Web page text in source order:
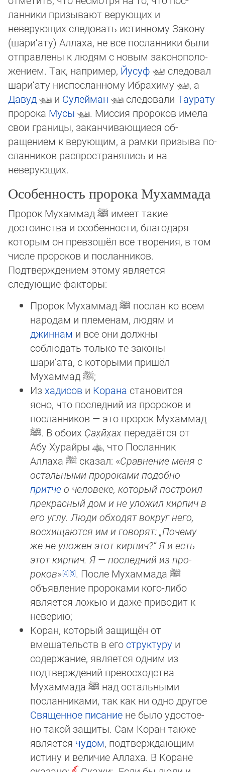
ланники призывают верующих и
неверующих следовать истинному Закону
(шари‘ату) Аллаха, не все посланники были
от­прав­лены к людям с новым за­ко­но­по­ло­
же­ни­ем. Так, например, Йусуф
следовал
шари‘ату ниспосланному Ибрахи­му
, а
Да­вуд
и Сулейман следовали Тау­ра­ту
пророка Мусы
. Миссия пророков имела
свои границы, закан­чиваю­щие­ся об­
ращением к верующим, а рамки призыва по­
слан­ни­ков распространялись и на
неверующих.
Особенность пророка Мухаммада
Пророк Мухаммад ﷺ имеет такие
достоинства и особенности, благодаря
которым он превзошёл все творения, в том
числе про­роков и посланников.
Подтверждением этому является
следующие факторы:
Пророк Мухаммад ﷺ послан ко всем
народам и племенам, людям и
джиннам и все они должны
соблюдать только те за­ко­ны
шари‘ата, с которыми пришёл
Мухаммад ﷺ;
Из хадисов и Корана становится
ясно, что последний из пророков и
посланников — это пророк Мухаммад
ﷺ. В обо­их С̣а­х̣ӣх̣ах передаётся от
Абу Хурайры
, что Посланник
Аллаха ﷺ сказал: «Срав­не­ние меня с
остальными про­ро­ка­ми по­доб­но
притчео человеке, который построил
прекрасный дом и не уложил кирпич в
его углу. Люди об­хо­дят вок­руг него,
восхищаются им и говорят: „Почему
же не уложен этот кирпич?“ Я и есть
этот кирпич. Я — пос­лед­ний из про­
роков» . После Му­хам­ма­да ﷺ
объявление пророками кого-либо
является ложью и да­же при­во­дит к
не­ве­рию;
Коран, который защищён от
вмешательств в его структуру и
содержание, является одним из
подтверждений пре­вос­­ход­ства
Мухаммада ﷺ над остальными
посланниками, так как ни одно другое
Священное писание не было удос­тое­
но такой за­щи­ты. Сам Коран также
является чудом, подтверждающим
истину и величие Аллаха. В Коране